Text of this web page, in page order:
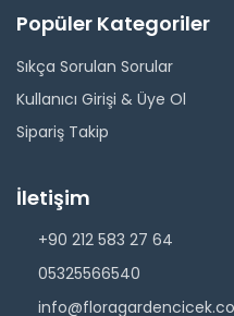
Popüler Kategoriler
Sıkça Sorulan Sorular
Kullanıcı Girişi & Üye Ol
Sipariş Takip
İletişim
+90 212 583 27 64
05325566540